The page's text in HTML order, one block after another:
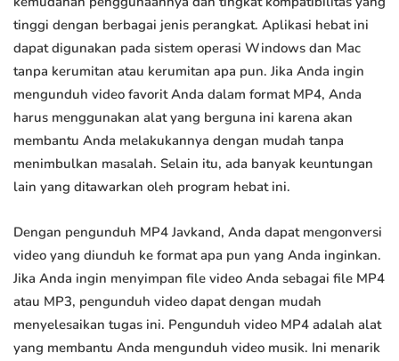
tinggi dengan berbagai jenis perangkat. Aplikasi hebat ini
dapat digunakan pada sistem operasi Windows dan Mac
tanpa kerumitan atau kerumitan apa pun. Jika Anda ingin
mengunduh video favorit Anda dalam format MP4, Anda
harus menggunakan alat yang berguna ini karena akan
membantu Anda melakukannya dengan mudah tanpa
menimbulkan masalah. Selain itu, ada banyak keuntungan
lain yang ditawarkan oleh program hebat ini.
Dengan pengunduh MP4 Javkand, Anda dapat mengonversi
video yang diunduh ke format apa pun yang Anda inginkan.
Jika Anda ingin menyimpan file video Anda sebagai file MP4
atau MP3, pengunduh video dapat dengan mudah
menyelesaikan tugas ini. Pengunduh video MP4 adalah alat
yang membantu Anda mengunduh video musik. Ini menarik